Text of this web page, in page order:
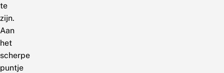
te
zijn.
Aan
het
scherpe
puntje